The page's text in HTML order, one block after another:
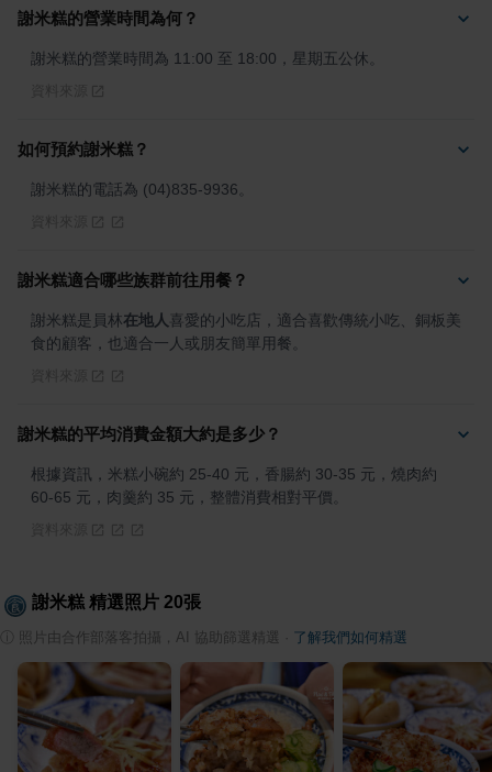
謝米糕的營業時間為何？
謝米糕的營業時間為 11:00 至 18:00，星期五公休。
如何預約謝米糕？
謝米糕的電話為 (04)835-9936。
謝米糕適合哪些族群前往用餐？
謝米糕是員林在地人 喜愛的小吃店，適合喜歡傳統小吃、銅板美
食的顧客，也適合一人或朋友簡單用餐。
謝米糕的平均消費金額大約是多少？
根據資訊，米糕小碗約 25-40 元，香腸約 30-35 元，燒肉約
60-65 元，肉羹約 35 元，整體消費相對平價。
謝米糕 精選照片 20張
照片由合作部落客拍攝，AI 協助篩選精選 了解我們如何精選